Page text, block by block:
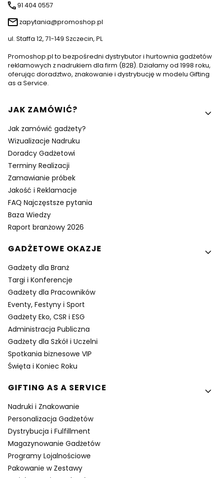
91 404 0557
zapytania@promoshop.pl
ul. Staffa 12, 71-149 Szczecin, PL
Promoshop.pl to bezpośredni dystrybutor i hurtownia gadżetów
reklamowych z nadrukiem dla firm (B2B). Działamy od 1998 roku,
oferując doradztwo, znakowanie i dystrybucję w modelu Gifting
as a Service.
Linki w stopce
JAK ZAMÓWIĆ?
Jak zamówić gadżety?
Wizualizacje Nadruku
Doradcy Gadżetowi
Terminy Realizacji
Zamawianie próbek
Jakość i Reklamacje
FAQ Najczęstsze pytania
Baza Wiedzy
Raport branżowy 2026
GADŻETOWE OKAZJE
Gadżety dla Branż
Targi i Konferencje
Gadżety dla Pracowników
Eventy, Festyny i Sport
Gadżety Eko, CSR i ESG
Administracja Publiczna
Gadżety dla Szkół i Uczelni
Spotkania biznesowe VIP
Święta i Koniec Roku
GIFTING AS A SERVICE
Nadruki i Znakowanie
Personalizacja Gadżetów
Dystrybucja i Fulfillment
Magazynowanie Gadżetów
Programy Lojalnościowe
Pakowanie w Zestawy